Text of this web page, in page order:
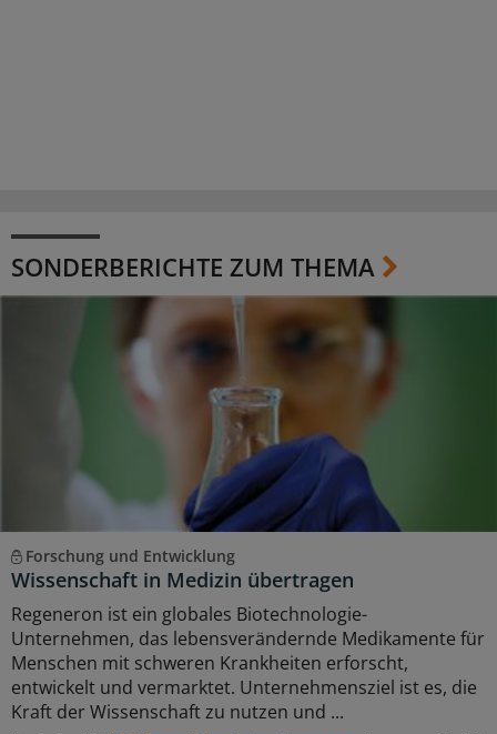
SONDERBERICHTE ZUM THEMA
Forschung und Entwicklung
Wissenschaft in Medizin übertragen
Regeneron ist ein globales Biotechnologie-
Unternehmen, das lebensverändernde Medikamente für
Menschen mit schweren Krankheiten erforscht,
entwickelt und vermarktet. Unternehmensziel ist es, die
Kraft der Wissenschaft zu nutzen und ...